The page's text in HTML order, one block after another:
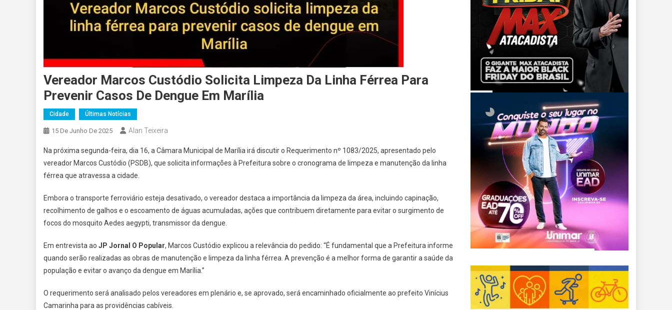
Vereador Marcos Custódio Solicita Limpeza Da Linha Férrea Para
Prevenir Casos De Dengue Em Marília
Cidade Últimas Notícias
15 De Junho De 2025 Alan Teixeira
Na próxima segunda-feira, dia 16, a Câmara Municipal de Marília irá discutir o Requerimento nº 1083/2025, apresentado pelo
vereador Marcos Custódio (PSDB), que solicita informações à Prefeitura sobre o cronograma de limpeza e manutenção da linha
férrea que atravessa a cidade.
Embora o transporte ferroviário esteja desativado, o vereador destaca a importância da limpeza da área, incluindo capinação,
recolhimento de galhos e o escoamento de águas acumuladas, ações que contribuem diretamente para evitar o surgimento de
focos do mosquito Aedes aegypti, transmissor da dengue.
Em entrevista ao JP Jornal O Popular, Marcos Custódio explicou a relevância do pedido: “É fundamental que a Prefeitura informe
quando serão realizadas as obras de manutenção e limpeza da linha férrea. A prevenção é a melhor forma de garantir a saúde da
população e evitar o avanço da dengue em Marília.”
O requerimento será analisado pelos vereadores em plenário e, se aprovado, será encaminhado oficialmente ao prefeito Vinícius
Camarinha para as providências cabíveis.